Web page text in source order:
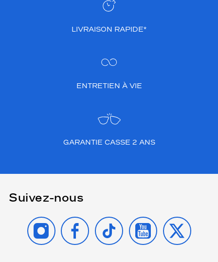
LIVRAISON RAPIDE*
ENTRETIEN À VIE
GARANTIE CASSE 2 ANS
Suivez-nous
INSTAGRAMFACEBOOK
TIKTOK YOUTUBE
X